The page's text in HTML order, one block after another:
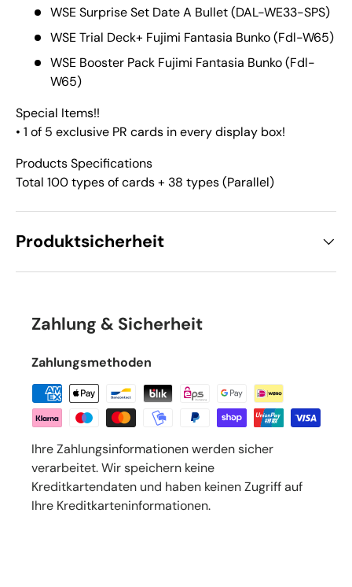
WSE Surprise Set Date A Bullet (DAL-WE33-SPS)
WSE Trial Deck+ Fujimi Fantasia Bunko (Fdl-W65)
WSE Booster Pack Fujimi Fantasia Bunko (Fdl-
W65)
Special Items!!
• 1 of 5 exclusive PR cards in every display box!
Products Specifications
Total 100 types of cards + 38 types (Parallel)
Produktsicherheit
Zahlung & Sicherheit
Zahlungsmethoden
Ihre Zahlungsinformationen werden sicher
verarbeitet. Wir speichern keine
Kreditkartendaten und haben keinen Zugriff auf
Ihre Kreditkarteninformationen.